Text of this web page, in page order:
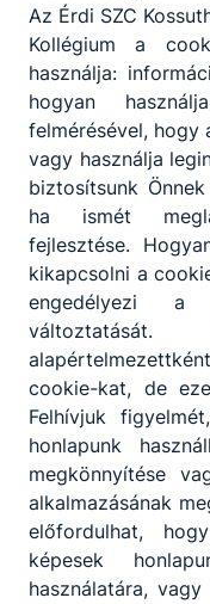
Pénzügyi és
ismeretek
Az Érdi SZC
Kollégium a
használja:
hogyan
felmérésével, hogy
vagy használja
biztosítsunk
ha ismét
fejlesztése.
kikapcsolni a
engedélyezi a
cookie-kat, de
Felhívjuk
honlapunk
megkönnyítése
alkalmazásának
előfordulhat,
képesek
használatára,